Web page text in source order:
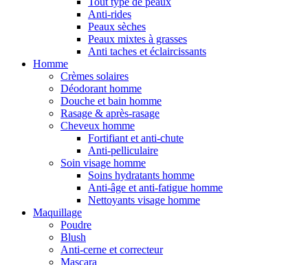
Anti-rides
Peaux sèches
Peaux mixtes à grasses
Anti taches et éclaircissants
Homme
Crèmes solaires
Déodorant homme
Douche et bain homme
Rasage & après-rasage
Cheveux homme
Fortifiant et anti-chute
Anti-pelliculaire
Soin visage homme
Soins hydratants homme
Anti-âge et anti-fatigue homme
Nettoyants visage homme
Maquillage
Poudre
Blush
Anti-cerne et correcteur
Mascara